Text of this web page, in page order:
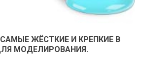
САМЫЕ ЖЁСТКИЕ И КРЕПКИЕ В
МОДЕЛИРОВАНИЯ.